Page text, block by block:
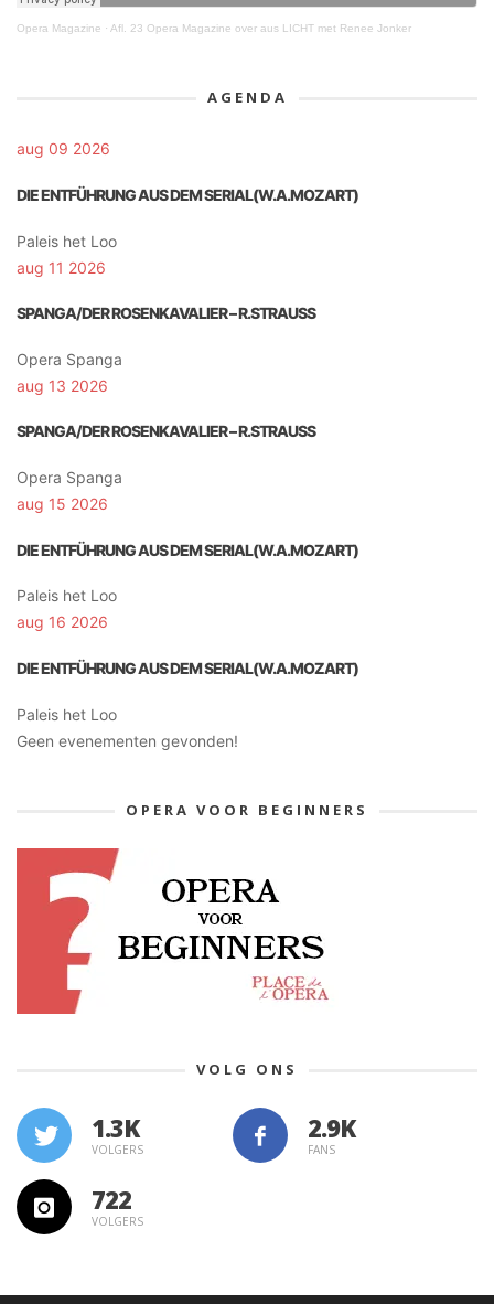
Opera Magazine · Afl. 23 Opera Magazine over aus LICHT met Renee Jonker
AGENDA
aug 09 2026
DIE ENTFÜHRUNG AUS DEM SERIAL(W.A.MOZART)
Paleis het Loo
aug 11 2026
SPANGA/DER ROSENKAVALIER – R.STRAUSS
Opera Spanga
aug 13 2026
SPANGA/DER ROSENKAVALIER – R.STRAUSS
Opera Spanga
aug 15 2026
DIE ENTFÜHRUNG AUS DEM SERIAL(W.A.MOZART)
Paleis het Loo
aug 16 2026
DIE ENTFÜHRUNG AUS DEM SERIAL(W.A.MOZART)
Paleis het Loo
Geen evenementen gevonden!
OPERA VOOR BEGINNERS
VOLG ONS
1.3K
VOLGERS FANS
722
VOLGERS